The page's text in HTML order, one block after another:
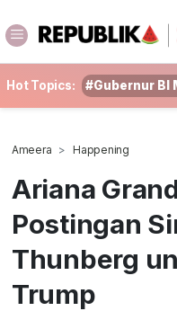
Hot Topics: #Gubernur BI
Ameera Happening
Ariana
Postingan
Thunberg
Trump